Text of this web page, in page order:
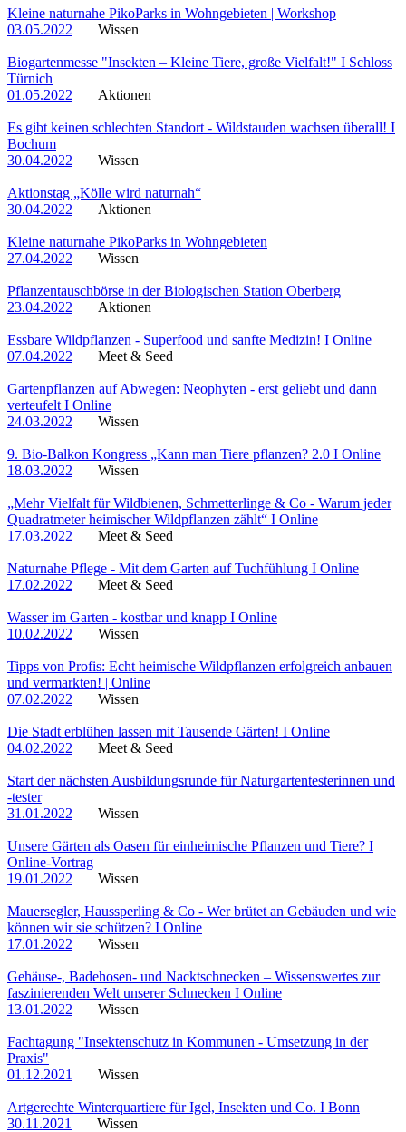
Kleine naturnahe PikoParks in Wohngebieten | Workshop
03.05.2022
Wissen
Biogartenmesse "Insekten – Kleine Tiere, große Vielfalt!" I Schloss
Türnich
01.05.2022
Aktionen
Es gibt keinen schlechten Standort - Wildstauden wachsen überall! I
Bochum
30.04.2022
Wissen
Aktionstag „Kölle wird naturnah“
30.04.2022
Aktionen
Kleine naturnahe PikoParks in Wohngebieten
27.04.2022
Wissen
Pflanzentauschbörse in der Biologischen Station Oberberg
23.04.2022
Aktionen
Essbare Wildpflanzen - Superfood und sanfte Medizin! I Online
07.04.2022
Meet & Seed
Gartenpflanzen auf Abwegen: Neophyten - erst geliebt und dann
verteufelt I Online
24.03.2022
Wissen
9. Bio-Balkon Kongress „Kann man Tiere pflanzen? 2.0 I Online
18.03.2022
Wissen
„Mehr Vielfalt für Wildbienen, Schmetterlinge & Co - Warum jeder
Quadratmeter heimischer Wildpflanzen zählt“ I Online
17.03.2022
Meet & Seed
Naturnahe Pflege - Mit dem Garten auf Tuchfühlung I Online
17.02.2022
Meet & Seed
Wasser im Garten - kostbar und knapp I Online
10.02.2022
Wissen
Tipps von Profis: Echt heimische Wildpflanzen erfolgreich anbauen
und vermarkten! | Online
07.02.2022
Wissen
Die Stadt erblühen lassen mit Tausende Gärten! I Online
04.02.2022
Meet & Seed
Start der nächsten Ausbildungsrunde für Naturgartentesterinnen und
-tester
31.01.2022
Wissen
Unsere Gärten als Oasen für einheimische Pflanzen und Tiere? I
Online-Vortrag
19.01.2022
Wissen
Mauersegler, Haussperling & Co - Wer brütet an Gebäuden und wie
können wir sie schützen? I Online
17.01.2022
Wissen
Gehäuse-, Badehosen- und Nacktschnecken – Wissenswertes zur
faszinierenden Welt unserer Schnecken I Online
13.01.2022
Wissen
Fachtagung "Insektenschutz in Kommunen - Umsetzung in der
Praxis"
01.12.2021
Wissen
Artgerechte Winterquartiere für Igel, Insekten und Co. I Bonn
30.11.2021
Wissen